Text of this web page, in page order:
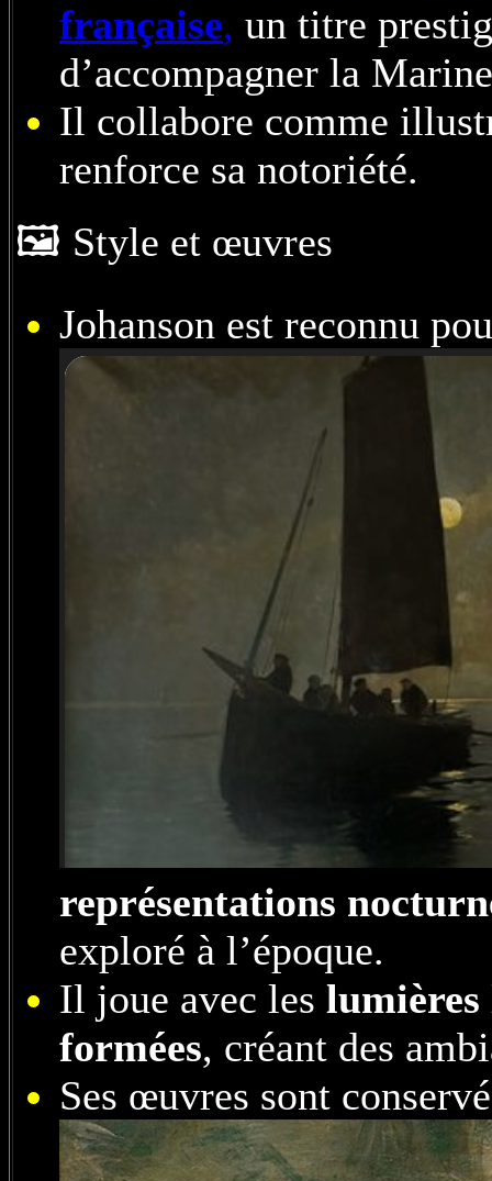
française, un titre
d’accompagner la
Il collabore comme
renforce sa notoriété.
🖼️ Style et œuvres
Johanson est reconnu
représentations
exploré à l’époque.
Il joue avec les
formées, créant des
Ses œuvres sont